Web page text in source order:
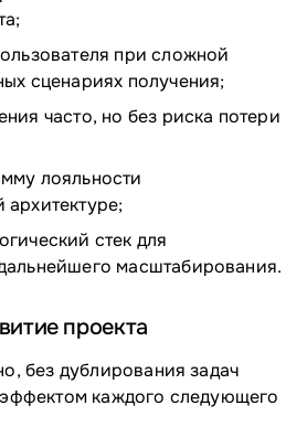
при сложной
сценариях получения;
часто, но без риска потери
лояльности
стек для
масштабирования.
проекта
без дублирования задач
каждого следующего